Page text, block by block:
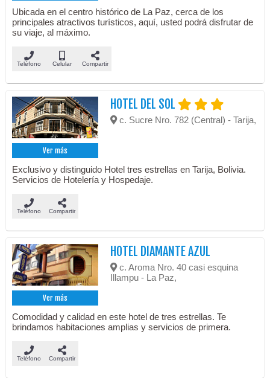
Ubicada en el centro histórico de La Paz, cerca de los
principales atractivos turísticos, aquí, usted podrá disfrutar de
su viaje, al máximo.
Teléfono Celular Compartir
Ver más
HOTEL DEL SOL
c. Sucre Nro. 782 (Central) - Tarija,
Exclusivo y distinguido Hotel tres estrellas en Tarija, Bolivia.
Servicios de Hotelería y Hospedaje.
Teléfono Compartir
Ver más
HOTEL DIAMANTE AZUL
c. Aroma Nro. 40 casi esquina
Illampu - La Paz,
Comodidad y calidad en este hotel de tres estrellas. Te
brindamos habitaciones amplias y servicios de primera.
Teléfono Compartir